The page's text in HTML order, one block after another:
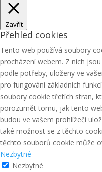
Zavřít
Přehled cookies
Tento web používá soubory
procházení webem. Z nich
podle potřeby, uloženy ve
pro fungování základních
soubory cookie třetích stran,
porozumět tomu, jak tento
budou ve vašem prohlížeči
také možnost se z těchto
těchto souborů cookie může
Nezbytné
Nezbytné